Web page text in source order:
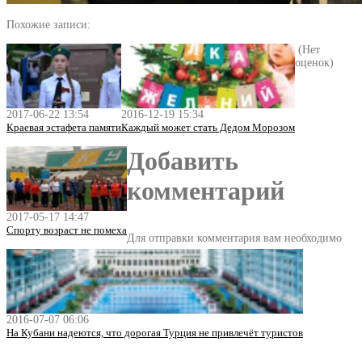
Похожие записи:
2017-06-22 13:54
Краевая эстафета памяти
2016-12-19 15:34
Каждый может стать Дедом Морозом
2017-05-17 14:47
Спорту возраст не помеха
2016-07-07 06:06
На Кубани надеются, что дорогая Турция не привлечёт туристов
(Нет
оценок)
Добавить
комментарий
Для отправки комментария вам необходимо